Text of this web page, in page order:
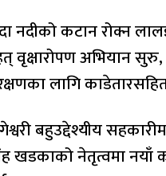
नदीको कटान रोक्न
वृक्षारोपण अभियान सुरु,
लागि
बहुउद्देश्यीय
खडकाको नेतृत्वमा नयाँ